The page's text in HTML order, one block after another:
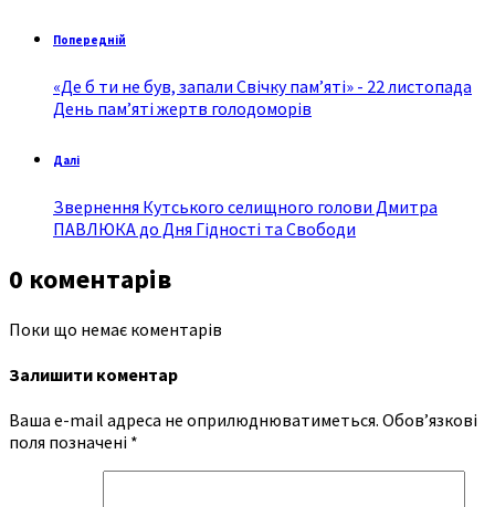
Попередній
«Де б ти не був, запали Свічку пам’яті» - 22 листопада
День пам’яті жертв голодоморів
Далі
Звернення Кутського селищного голови Дмитра
ПАВЛЮКА до Дня Гідності та Свободи
0 коментарів
Поки що немає коментарів
Залишити коментар
Ваша e-mail адреса не оприлюднюватиметься. Обов’язкові
поля позначені *